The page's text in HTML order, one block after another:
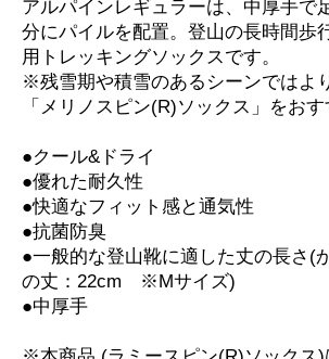
アルパインレギュラーは、中厚手で
分にパイルを配置。登山の長時間歩
用トレッキングソックスです。
※残雪期や積雪のあるシーンではよ
「メリノスピン(R)ソックス」をおす
●クール&ドライ
●優れた耐久性
●快適なフィット感と通気性
●抗菌防臭
●一般的な登山靴に適した丈の長さ(
の丈：22cm ※Mサイズ)
●中厚手